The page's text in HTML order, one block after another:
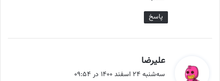
پاسخ
علیرضا
فسه‌شنبه ۲۴ اسفند ۱۴۰۰ در ۰۹:۵۴